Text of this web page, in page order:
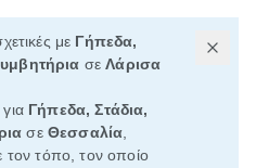
με Γήπεδα,
σεΛάρισα
Γήπεδα, Στάδια,
σε Θεσσαλία
τον τόπο, τον οποίο